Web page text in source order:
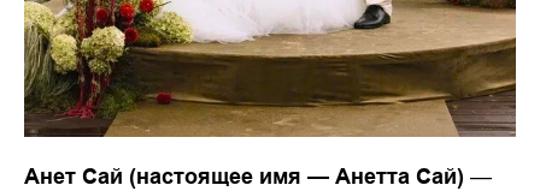
Анет Сай (настоящее имя — Анетта Сай) —